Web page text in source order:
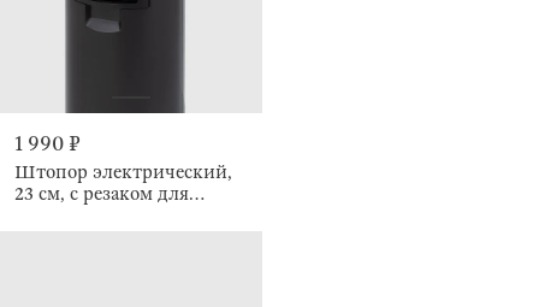
1 990 ₽
Штопор электрический,
23 см, с резаком для